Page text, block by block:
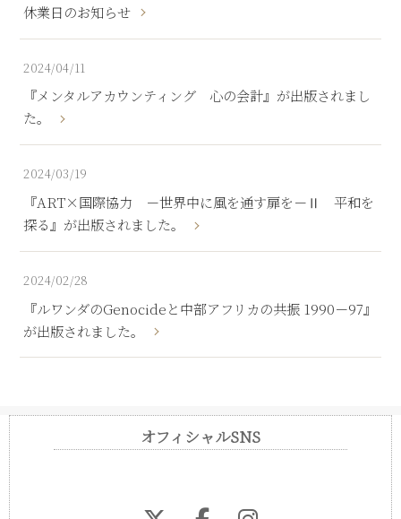
休業日のお知らせ
2024/04/11
『メンタルアカウンティング 心の会計』が出版されまし
た。
2024/03/19
『ART×国際協力 －世界中に風を通す扉を－Ⅱ 平和を
探る』が出版されました。
2024/02/28
『ルワンダのGenocideと中部アフリカの共振 1990－97』
が出版されました。
オフィシャルSNS